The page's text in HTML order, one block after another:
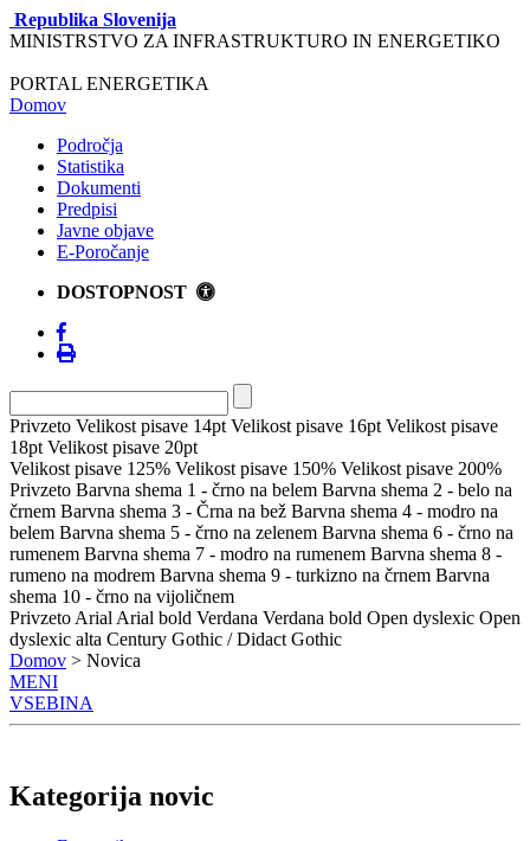
Republika Slovenija
MINISTRSTVO ZA INFRASTRUKTURO IN ENERGETIKO
PORTAL ENERGETIKA
Domov
Področja
Statistika
Dokumenti
Predpisi
Javne objave
E-Poročanje
DOSTOPNOST
Privzeto Velikost pisave 14pt Velikost pisave 16pt Velikost pisave
18pt Velikost pisave 20pt
Velikost pisave 125% Velikost pisave 150% Velikost pisave 200%
Privzeto Barvna shema 1 - črno na belem Barvna shema 2 - belo na
črnem Barvna shema 3 - Črna na bež Barvna shema 4 - modro na
belem Barvna shema 5 - črno na zelenem Barvna shema 6 - črno na
rumenem Barvna shema 7 - modro na rumenem Barvna shema 8 -
rumeno na modrem Barvna shema 9 - turkizno na črnem Barvna
shema 10 - črno na vijoličnem
Privzeto Arial Arial bold Verdana Verdana bold Open dyslexic Open
dyslexic alta Century Gothic / Didact Gothic
Domov > Novica
MENI
VSEBINA
Kategorija novic